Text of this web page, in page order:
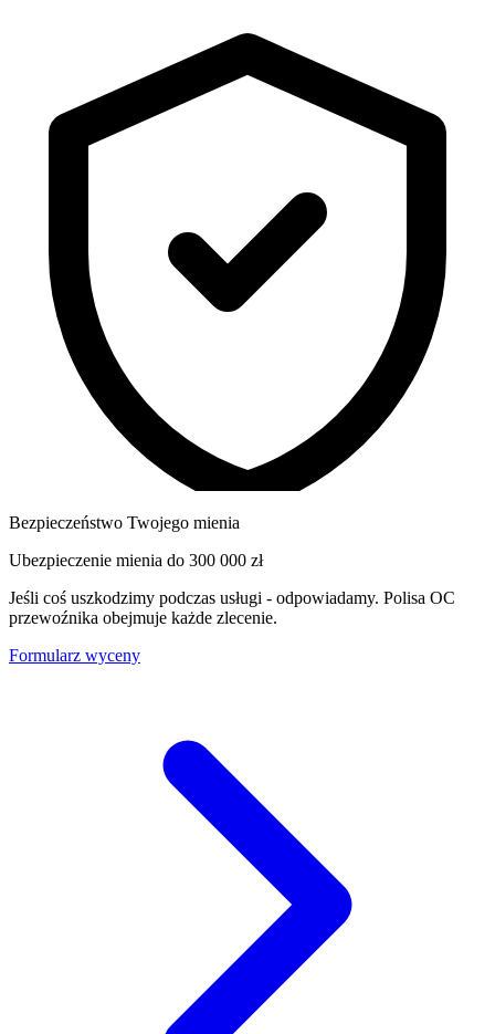
Bezpieczeństwo Twojego mienia
Ubezpieczenie mienia do 300 000 zł
Jeśli coś uszkodzimy podczas usługi - odpowiadamy. Polisa OC
przewoźnika obejmuje każde zlecenie.
Formularz wyceny